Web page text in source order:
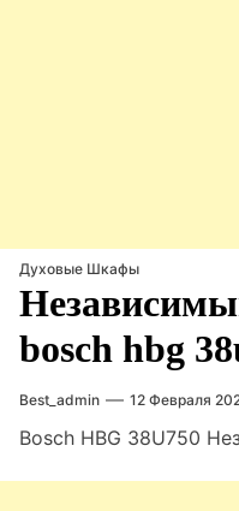
Духовые Шкафы
bosch hbg
Best_admin 12 Февраля
Bosch HBG 38U750